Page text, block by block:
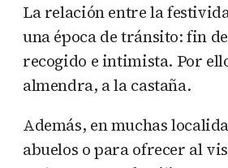
La relación entre la
una época de tránsito: fin
recogido e intimista. Por
almendra, a la castaña.
Además, en muchas
abuelos o para ofrecer al